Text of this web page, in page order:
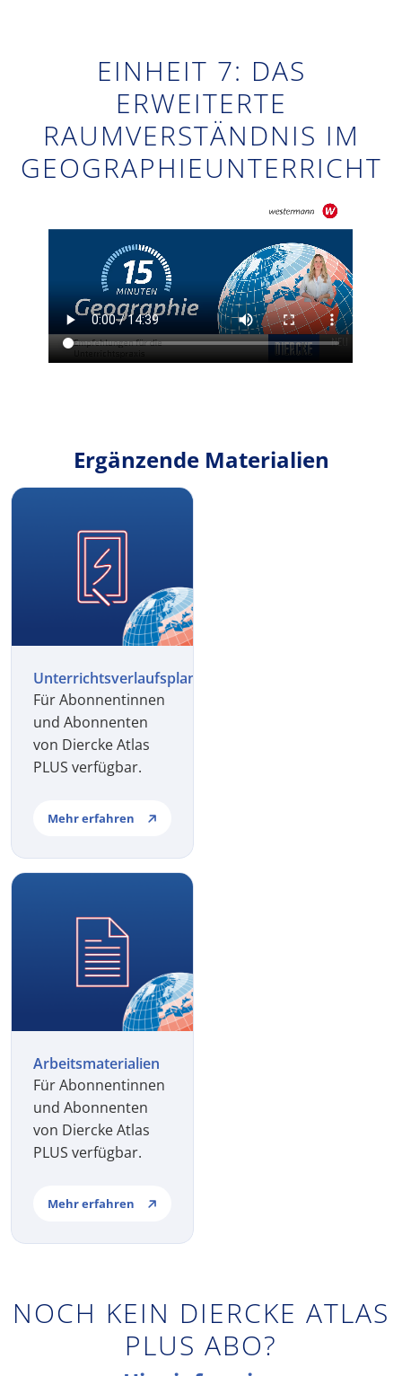
EINHEIT 7: DAS
ERWEITERTE
RAUMVERSTÄNDNIS IM
GEOGRAPHIEUNTERRICHT
Ergänzende Materialien
Unterrichtsverlaufsplan
Für Abonnentinnen
und Abonnenten
von Diercke Atlas
PLUS verfügbar.
Mehr erfahren
Arbeitsmaterialien
Für Abonnentinnen
und Abonnenten
von Diercke Atlas
PLUS verfügbar.
Mehr erfahren
NOCH KEIN DIERCKE ATLAS
PLUS ABO?